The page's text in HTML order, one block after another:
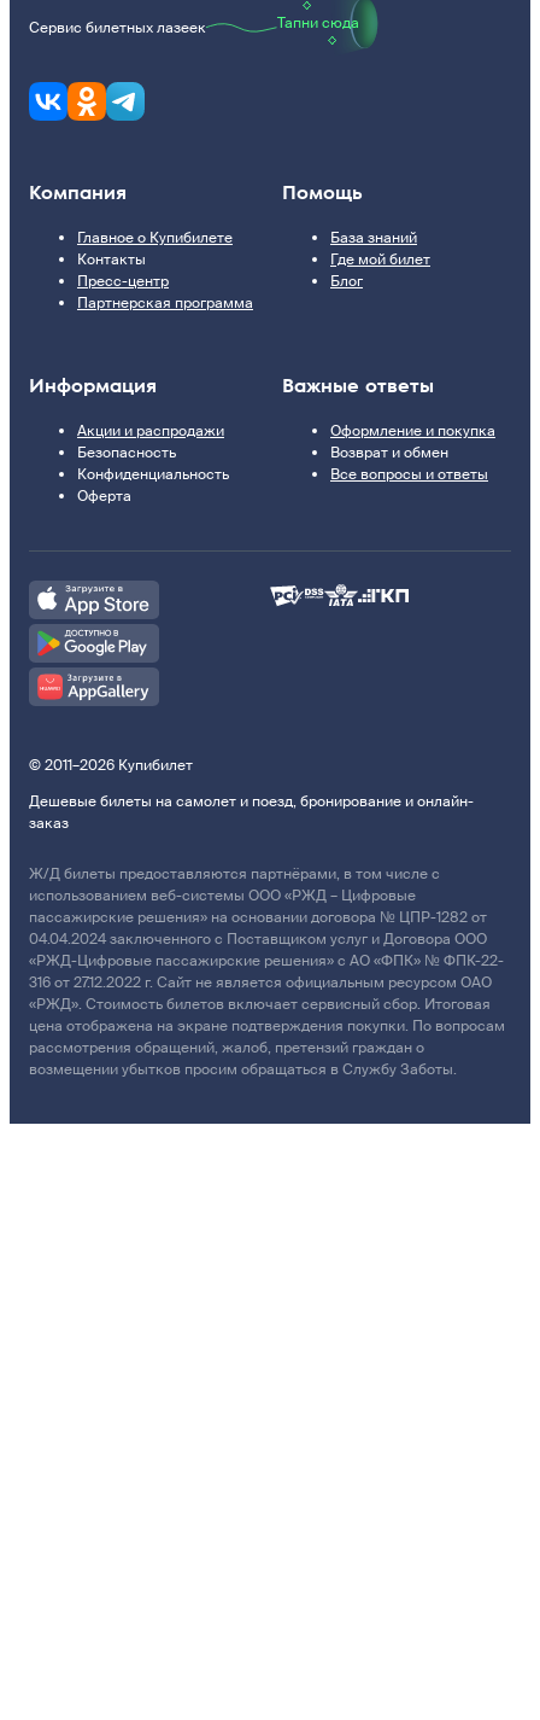
Сервис билетных лазеек Тапни сюда
Компания
Главное о Купибилете
Контакты
Пресс-центр
Партнерская программа
Помощь
База знаний
Где мой билет
Блог
Информация
Акции и распродажи
Безопасность
Конфиденциальность
Оферта
Важные ответы
Оформление и покупка
Возврат и обмен
Все вопросы и ответы
© 2011–2026 Купибилет
Дешевые билеты на самолет и поезд, бронирование и онлайн-
заказ
Ж/Д билеты предоставляются партнёрами, в том числе с
использованием веб-системы ООО «РЖД – Цифровые
пассажирские решения» на основании договора № ЦПР-1282 от
04.04.2024 заключенного с Поставщиком услуг и Договора ООО
«РЖД-Цифровые пассажирские решения» с АО «ФПК» № ФПК-22-
316 от 27.12.2022 г. Сайт не является официальным ресурсом ОАО
«РЖД». Стоимость билетов включает сервисный сбор. Итоговая
цена отображена на экране подтверждения покупки. По вопросам
рассмотрения обращений, жалоб, претензий граждан о
возмещении убытков просим обращаться в Службу Заботы.